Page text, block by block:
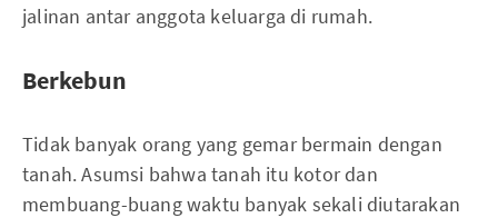
jalinan antar anggota keluarga di rumah.
Berkebun
Tidak banyak orang yang gemar bermain dengan
tanah. Asumsi bahwa tanah itu kotor dan
membuang-buang waktu banyak sekali diutarakan